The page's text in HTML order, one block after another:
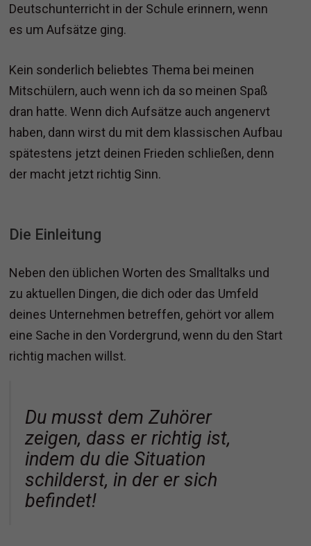
Deutschunterricht in der Schule erinnern, wenn
es um Aufsätze ging.
Kein sonderlich beliebtes Thema bei meinen
Mitschülern, auch wenn ich da so meinen Spaß
dran hatte. Wenn dich Aufsätze auch angenervt
haben, dann wirst du mit dem klassischen Aufbau
spätestens jetzt deinen Frieden schließen, denn
der macht jetzt richtig Sinn.
Die Einleitung
Neben den üblichen Worten des Smalltalks und
zu aktuellen Dingen, die dich oder das Umfeld
deines Unternehmen betreffen, gehört vor allem
eine Sache in den Vordergrund, wenn du den Start
richtig machen willst.
Du musst dem Zuhörer
zeigen, dass er richtig ist,
indem du die Situation
schilderst, in der er sich
befindet!